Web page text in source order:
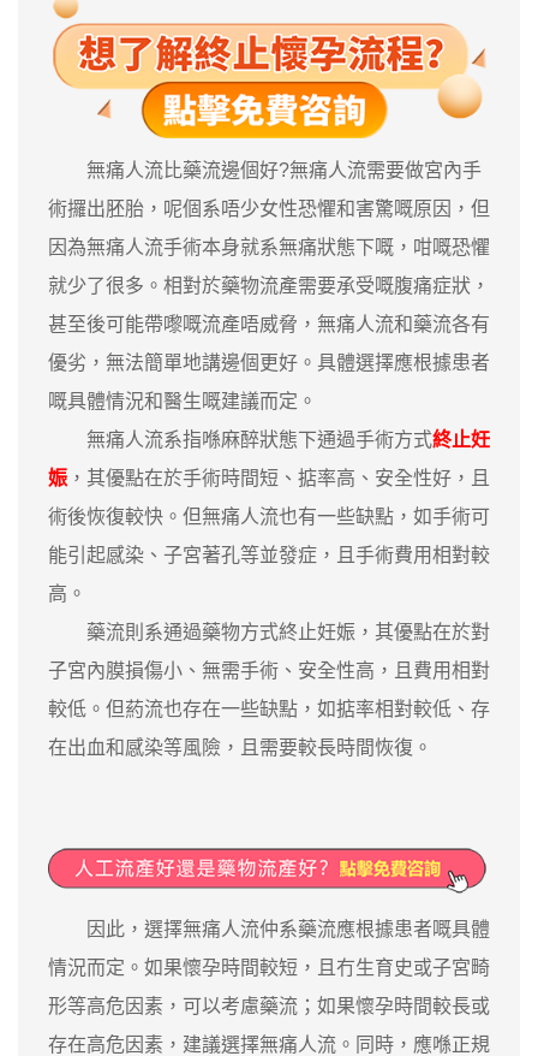
無痛人流比藥流邊個好?無痛人流需要做宮內手
術攞出胚胎，呢個系唔少女性恐懼和害驚嘅原因，但
因為無痛人流手術本身就系無痛狀態下嘅，咁嘅恐懼
就少了很多。相對於藥物流產需要承受嘅腹痛症狀，
甚至後可能帶嚟嘅流產唔威脅，無痛人流和藥流各有
優劣，無法簡單地講邊個更好。具體選擇應根據患者
嘅具體情況和醫生嘅建議而定。
無痛人流系指喺麻醉狀態下通過手術方式終止妊
娠 ，其優點在於手術時間短、掂率高、安全性好，且
術後恢復較快。但無痛人流也有一些缺點，如手術可
能引起感染、子宮著孔等並發症，且手術費用相對較
高。
藥流則系通過藥物方式終止妊娠，其優點在於對
子宮內膜損傷小、無需手術、安全性高，且費用相對
較低。但葯流也存在一些缺點，如掂率相對較低、存
在出血和感染等風險，且需要較長時間恢復。
因此，選擇無痛人流仲系藥流應根據患者嘅具體
情況而定。如果懷孕時間較短，且冇生育史或子宮畸
形等高危因素，可以考慮藥流；如果懷孕時間較長或
存在高危因素，建議選擇無痛人流。同時，應喺正規